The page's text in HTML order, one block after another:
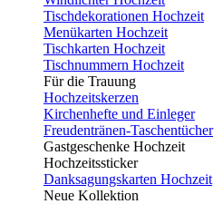
Tischdekorationen Hochzeit
Menükarten Hochzeit
Tischkarten Hochzeit
Tischnummern Hochzeit
Für die Trauung
Hochzeitskerzen
Kirchenhefte und Einleger
Freudentränen-Taschentücher
Gastgeschenke Hochzeit
Hochzeitssticker
Danksagungskarten Hochzeit
Neue Kollektion